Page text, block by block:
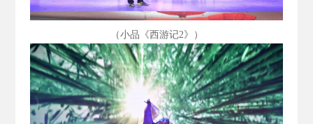
（小品《西游记2》）